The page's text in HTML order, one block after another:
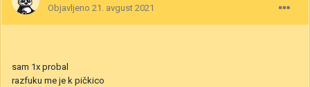
Objavljeno 21. avgust 2021
sam 1x probal
razfuku me je k pičkico